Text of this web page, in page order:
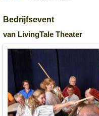
Bedrijfsevent
van LivingTale Theater